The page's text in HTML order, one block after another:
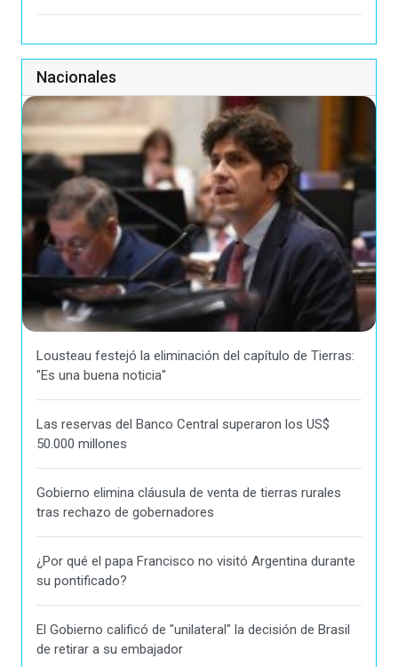
Nacionales
Lousteau festejó la eliminación del capítulo de Tierras:
"Es una buena noticia"
Las reservas del Banco Central superaron los US$
50.000 millones
Gobierno elimina cláusula de venta de tierras rurales
tras rechazo de gobernadores
¿Por qué el papa Francisco no visitó Argentina durante
su pontificado?
El Gobierno calificó de "unilateral" la decisión de Brasil
de retirar a su embajador